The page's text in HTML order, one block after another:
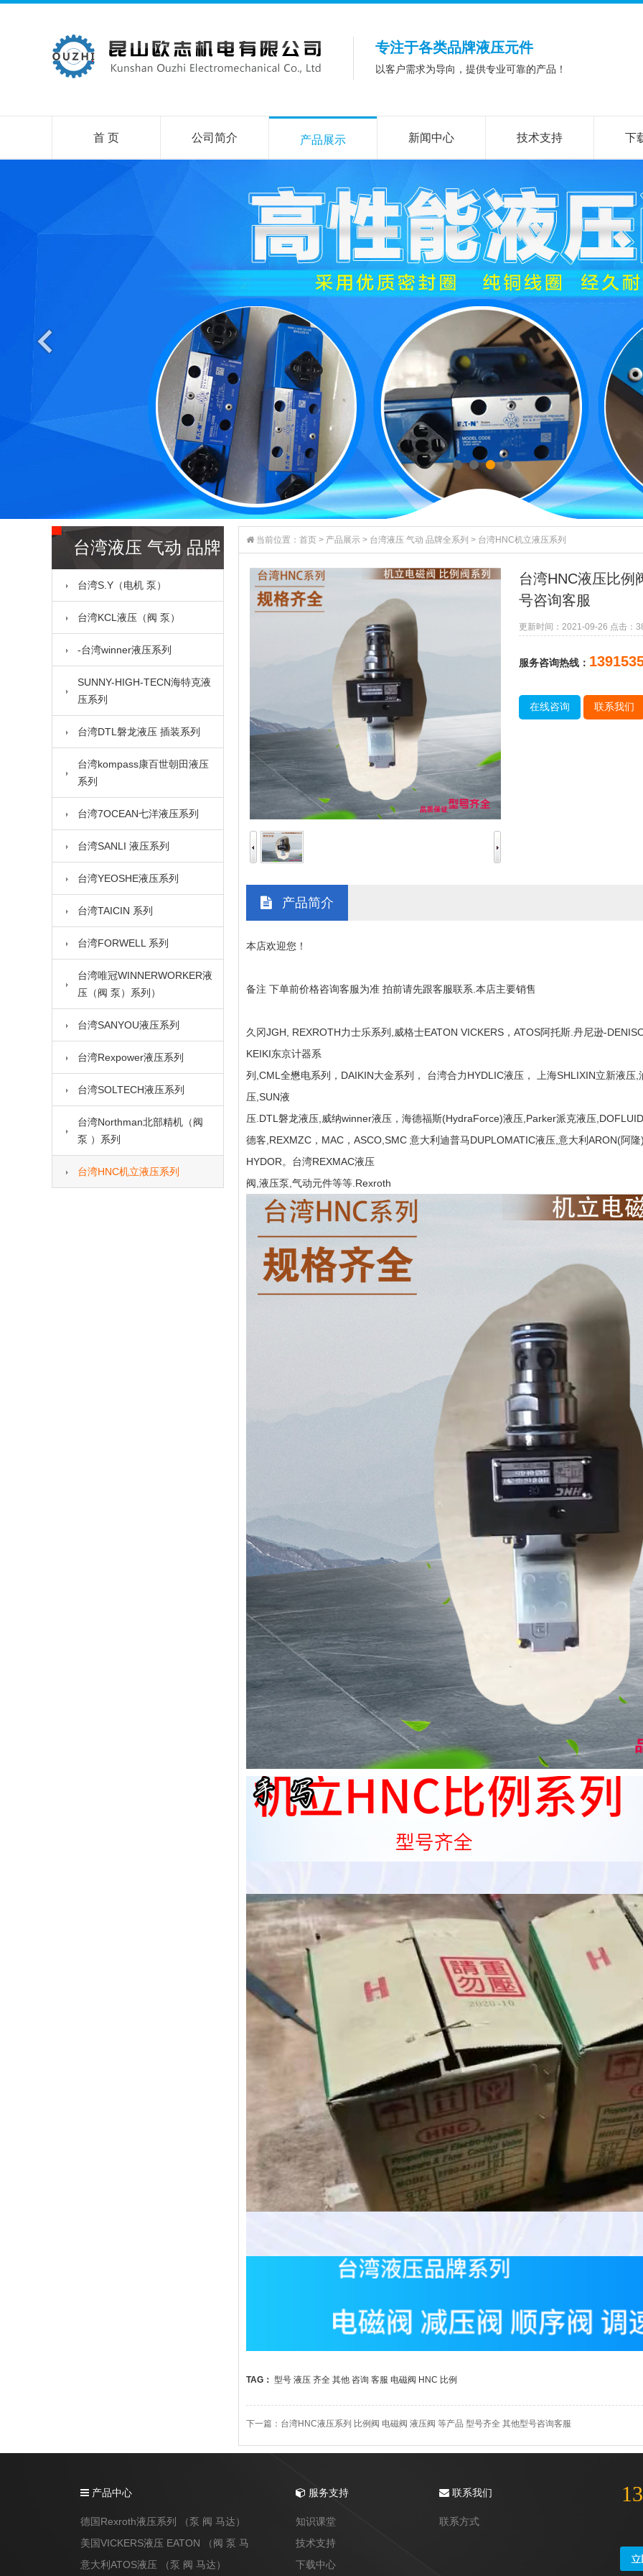
专注于各类品牌液压元件
以客户需求为导向，提供专业可靠的产品！
首 页 公司简介 产品展示 新闻中心 技术支持 下
台湾液压 气动 品牌
全系列
台湾S.Y（电机 泵）
台湾KCL液压（阀 泵）
-台湾winner液压系列
SUNNY-HIGH-TECN海特克液
压系列
台湾DTL磐龙液压 插装系列
台湾kompass康百世朝田液压
系列
台湾7OCEAN七洋液压系列
台湾SANLI 液压系列
台湾YEOSHE液压系列
台湾TAICIN 系列
台湾FORWELL 系列
台湾唯冠WINNERWORKER液
压（阀 泵）系列）
台湾SANYOU液压系列
台湾Rexpower液压系列
台湾SOLTECH液压系列
台湾Northman北部精机（阀
泵 ）系列
台湾HNC机立液压系列
当前位置： 首页 > 产品展示 > 台湾液压 气动 品牌全系列 > 台湾HNC机立液压系列
台湾HNC液压比例
号咨询客服
更新时间：2021-09-26 点击：
服务咨询热线：
在线咨询 联系我们
产品简介
本店欢迎您！
备注 下单前价格咨询客服为准 拍前请先跟客服联系.本店主要销售
久冈JGH, REXROTH力士乐系列,威格士EATON VICKERS，ATOS阿托斯.丹尼逊-
KEIKI东京计器系
列,CML全懋电系列，DAIKIN大金系列， 台湾合力HYDLIC液压， 上海SHLIXIN立新液
压,SUN液
压.DTL磐龙液压,威纳winner液压，海德福斯(HydraForce)液压,Parker派克液压
德客,REXMZC，MAC，ASCO,SMC 意大利迪普马DUPLOMATIC液压,意大利ARON(阿
HYDOR。台湾REXMAC液压
阀,液压泵,气动元件等等.Rexroth
TAG： 型号 液压 齐全 其他 咨询 客服 电磁阀 HNC 比例
下一篇： 台湾HNC液压系列 比例阀 电磁阀 液压阀 等产品 型号齐全 其他型号咨询客服
产品中心
德国Rexroth液压系列 （泵 阀 马达）
美国VICKERS液压 EATON （阀 泵 马
达）
意大利ATOS液压 （泵 阀 马达）
服务支持
知识课堂
技术支持
下载中心
联系我们
联系方式